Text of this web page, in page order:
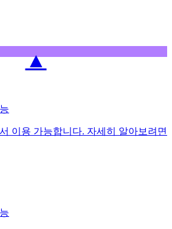
▲
이용 가능합니다. 자세히 알아보려면